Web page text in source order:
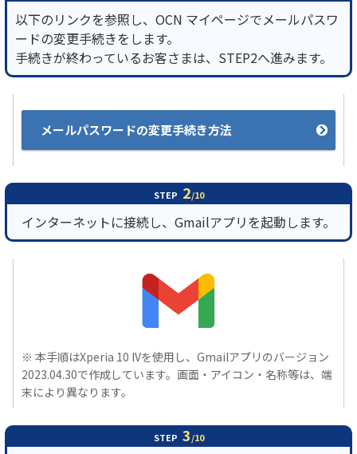
NTTドコモビジネスのお客さ
まはこちら
サービス
以下のリンクを参照し、OCN マイページでメールパスワ
ードの変更手続きをします。
手続きが終わっているお客さまは、STEP2へ進みます。
メールパスワードの変更手続き方法
STEP 2/10
インターネットに接続し、Gmailアプリを起動します。
※ 本手順はXperia 10 IVを使用し、Gmailアプリのバージョン
2023.04.30で作成しています。画面・アイコン・名称等は、端
末により異なります。
STEP 3/10